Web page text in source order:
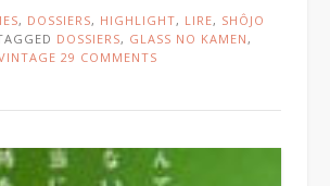
/
Laura
du
théâtre
, DOSSIERS, HIGHLIGHT, LIRE, SHÔJO
DOSSIERS, GLASS NO KAMEN ,
29 COMMENTS